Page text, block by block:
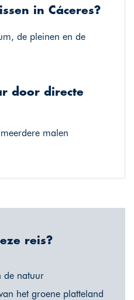
in Cáceres?
de pleinen en de
door directe
malen
reis?
de natuur
het groene platteland